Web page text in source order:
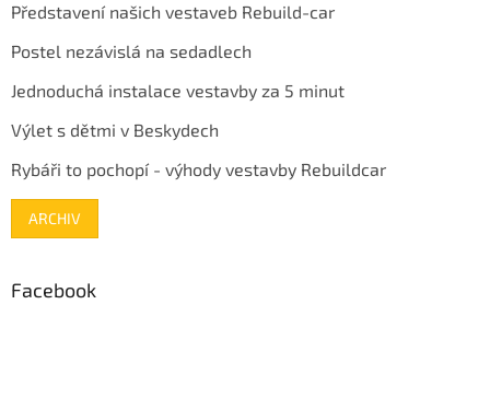
Představení našich vestaveb Rebuild-car
Postel nezávislá na sedadlech
Jednoduchá instalace vestavby za 5 minut
Výlet s dětmi v Beskydech
Rybáři to pochopí - výhody vestavby Rebuildcar
ARCHIV
Facebook